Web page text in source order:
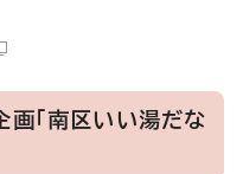
「南区いい湯だな